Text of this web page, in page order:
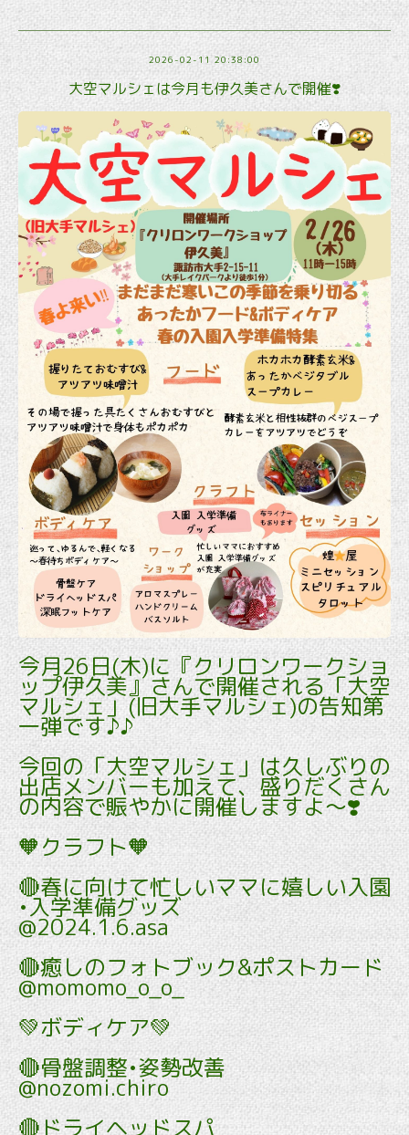
2026-02-11 20:38:00
大空マルシェは今月も伊久美さんで開催❣️
今月26日(木)に『クリロンワークショ
ップ伊久美』さんで開催される「大空
マルシェ」(旧大手マルシェ)の告知第
一弾です♪♪
今回の「大空マルシェ」は久しぶりの
出店メンバーも加えて、盛りだくさん
の内容で賑やかに開催しますよ～❣️
🧡クラフト🧡
🔴春に向けて忙しいママに嬉しい入園
•入学準備グッズ
@2024.1.6.asa
🔴癒しのフォトブック&ポストカード
@momomo_o_o_
💚ボディケア💚
🔴骨盤調整•姿勢改善
@nozomi.chiro
🔴ドライヘッドスパ